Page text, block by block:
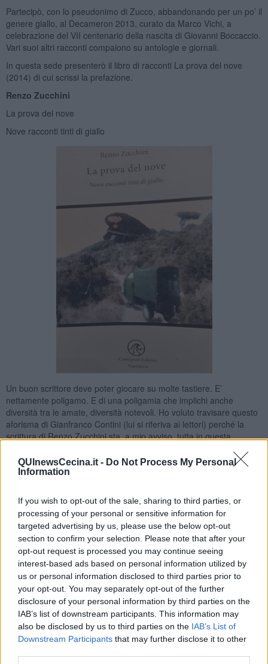
QUInewsCecina.it - Do Not Process My Personal
Information
If you wish to opt-out of the sale, sharing to third parties, or
processing of your personal or sensitive information for
targeted advertising by us, please use the below opt-out
section to confirm your selection. Please note that after your
opt-out request is processed you may continue seeing
interest-based ads based on personal information utilized by
us or personal information disclosed to third parties prior to
your opt-out. You may separately opt-out of the further
disclosure of your personal information by third parties on the
IAB’s list of downstream participants. This information may
also be disclosed by us to third parties on the IAB’s List of
Downstream Participants that may further disclose it to other
Partecipò, con lo pseudonimo di Zucco, abbandonando per un po’ il
genere giallo, al Decameron 2013, curato da Marco Vichi, a
celebrazione del VII centenario della nascita di Giovanni Boccaccio.
Vari suoi altri racconti compaiono su antologie e giornali.
In questa sede presenterò il libro di racconti La prova del nove
(2014) di cui scrissi la prefazione.
Renzo Zucchini
La prova del nove
Nove racconti tinti di giallo
Un buon scrittore deve poter giocare su molte tastiere. E’
nettamente poligamo. E di una poligamia che implichi anche
diversità tra le amate, diversità notevoli. Ho voluto travisare questo
aforisma di Gianfranco Contini (lui si riferiva ai lettori) perché la
scrittura di Renzo Zucchini sta, a mio avviso, tutta in questa
caso il racconto giallo, si biforca poi in giochi linguistici, in bisticci
lessicali ed espressionistici che delimitano atmosfere e contesti
Insomma sono le parole, il primo e più originale motore narrativo
della scrittura di Renzo Zucchini.
In questi nove racconti si inizia con una divertente parodia dei
ritrovamenti di reperti eccellenti che creano orgasmi a catena in
paleontologi, assessori e sovrintendenti e che sono da tempo
diventati un leit motiv di tanti inconsapevoli centri storici italiani, per
poi scoprire che la realtà era molto più banale, anche se tragica. In
questo caso è un teschio a creare l’incredibile scompiglio.
Si prosegue poi con un racconto che trova la sua forza nel bisticcio
linguistico, nell’equivoco lessicale, dove uno dei protagonisti,
denominato il Trappola, rende problematico con il suo variopinto
vernacolo il lavoro del maresciallo Domenici, ritardando la
soluzione del caso. Gli effetti comici qui si giocano tutti sui registri